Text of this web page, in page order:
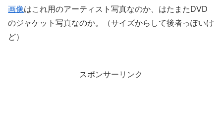
画像はこれ用のアーティスト写真なのか、はたまたDVD
のジャケット写真なのか。（サイズからして後者っぽいけ
ど）
スポンサーリンク